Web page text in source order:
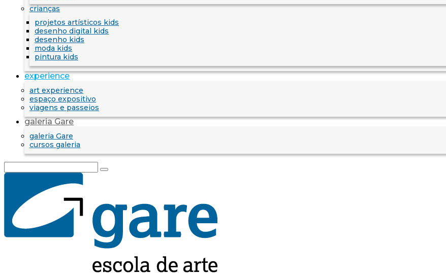
crianças
projetos artísticos kids
desenho digital kids
desenho kids
moda kids
pintura kids
experience
art experience
espaço expositivo
viagens e passeios
galeria Gare
galeria Gare
cursos galeria